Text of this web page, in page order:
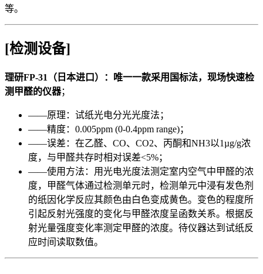
等。
[检测设备]
理研FP-31（日本进口）：唯一一款采用国标法，现场快速检
测甲醛的仪器；
——原理：试纸光电分光光度法；
——精度：0.005ppm (0-0.4ppm range)；
——误差：在乙醛、CO、CO2、丙酮和NH3以1µg/g浓
度，与甲醛共存时相对误差<5%；
——使用方法：用光电光度法测定室内空气中甲醛的浓
度，甲醛气体通过检测单元时，检测单元中浸有发色剂
的纸因化学反应其颜色由白色变成黄色。变色的程度所
引起反射光强度的变化与甲醛浓度呈函数关系。根据反
射光量强度变化率测定甲醛的浓度。待仪器达到试纸反
应时间读取数值。